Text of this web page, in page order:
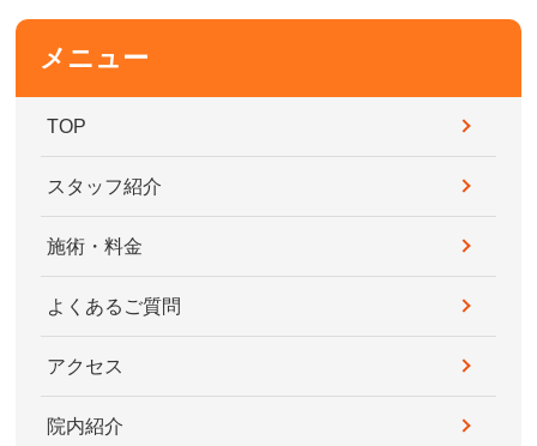
メニュー
TOP
スタッフ紹介
施術・料金
よくあるご質問
アクセス
院内紹介